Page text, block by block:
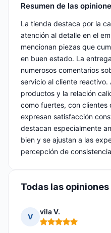
Resumen de las
La tienda destaca por la
atención al detalle en el
mencionan piezas que
en buen estado. La
numerosos comentarios
servicio al cliente
productos y la relación
como fuertes, con clientes
expresan satisfacción
destacan especialmente
bien y se ajustan a las
percepción de
Todas las opiniones
V
vila V.
Nota: 5 de 5